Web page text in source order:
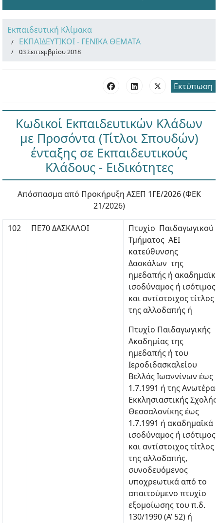
Εκπαιδευτική Κλίμακα
ΕΚΠΑΙΔΕΥΤΙΚΟΙ - ΓΕΝΙΚΑ ΘΕΜΑΤΑ
03 Σεπτεμβρίου 2018
Εκτύπωση
Κωδικοί Εκπαιδευτικών Κλάδων
με Προσόντα (Τίτλοι Σπουδών)
ένταξης σε Εκπαιδευτικούς
Κλάδους - Ειδικότητες
Απόσπασμα από Προκήρυξη ΑΣΕΠ 1ΓΕ/2026 (ΦΕΚ
21/2026)
102 ΠΕ70 ΔΑΣΚΑΛΟΙ
Πτυχίο Παιδαγωγικού
Τμήματος ΑΕΙ
κατεύθυνσης
Δασκάλων της
ημεδαπής ή
ισοδύναμος ή ισότιμος
και αντίστοιχος τίτλος
της αλλοδαπής ή
Πτυχίο Παιδαγωγικής
Ακαδημίας της
ημεδαπής ή του
Ιεροδιδασκαλείου
Βελλάς Ιωαννίνων έως
1.7.1991 ή της
Εκκλησιαστικής Σχολής
Θεσσαλονίκης έως
1.7.1991 ή ακαδημαϊκά
ισοδύναμος ή ισότιμος
και αντίστοιχος τίτλος
της αλλοδαπής,
συνοδευόμενoς
υποχρεωτικά από το
απαιτούμενο πτυχίο
εξομοίωσης του π.δ.
130/1990 (Α’ 52) ή